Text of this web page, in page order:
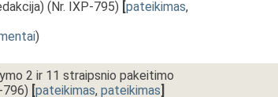
(Nr. IXP-795) [pateikimas,
)
2 ir 11 straipsnio pakeitimo
796) [pateikimas, pateikimas]